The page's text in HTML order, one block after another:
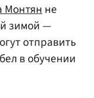
Монтянне
зимой —
отправить
в обучении